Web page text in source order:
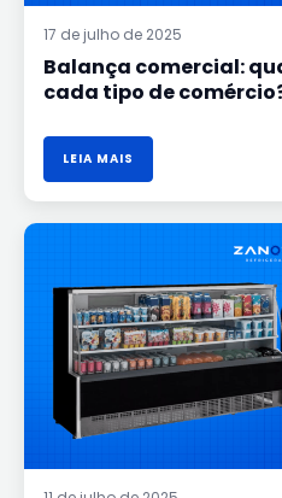
17 de julho de 2025
Balança comercial:
cada tipo de
LEIA MAIS
BALCÃO